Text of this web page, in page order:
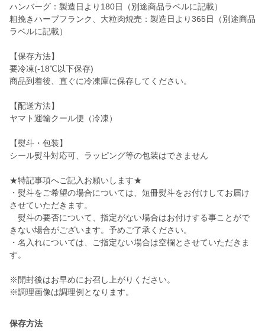
ハンバーグ：製造日より180日（別途商品ラベルに記載）
粗挽きハーブフランク、大粒肉焼売：製造日より365日（別途商品
ラベルに記載）
【保存方法】
要冷凍(-18℃以下保存)
商品到着後、直ぐに冷凍庫に保存してください。
【配送方法】
ヤマト運輸クール便（冷凍）
【熨斗・包装】
シール熨斗対応可、ラッピング等の包装はできません
★特記事項へご記入お願いします★
・熨斗をご希望の場合については、短冊熨斗をお付けしてお届け
させていただきます。
熨斗の要否について、指定がない場合はお付けする事ことがで
きない場合がございます。予めご了承ください。
・名入れについては、ご指定ない場合は空欄とさせていただきま
す。
※開封後はお早めにお召し上がりください。
※調理画像は調理例となります。
保存方法